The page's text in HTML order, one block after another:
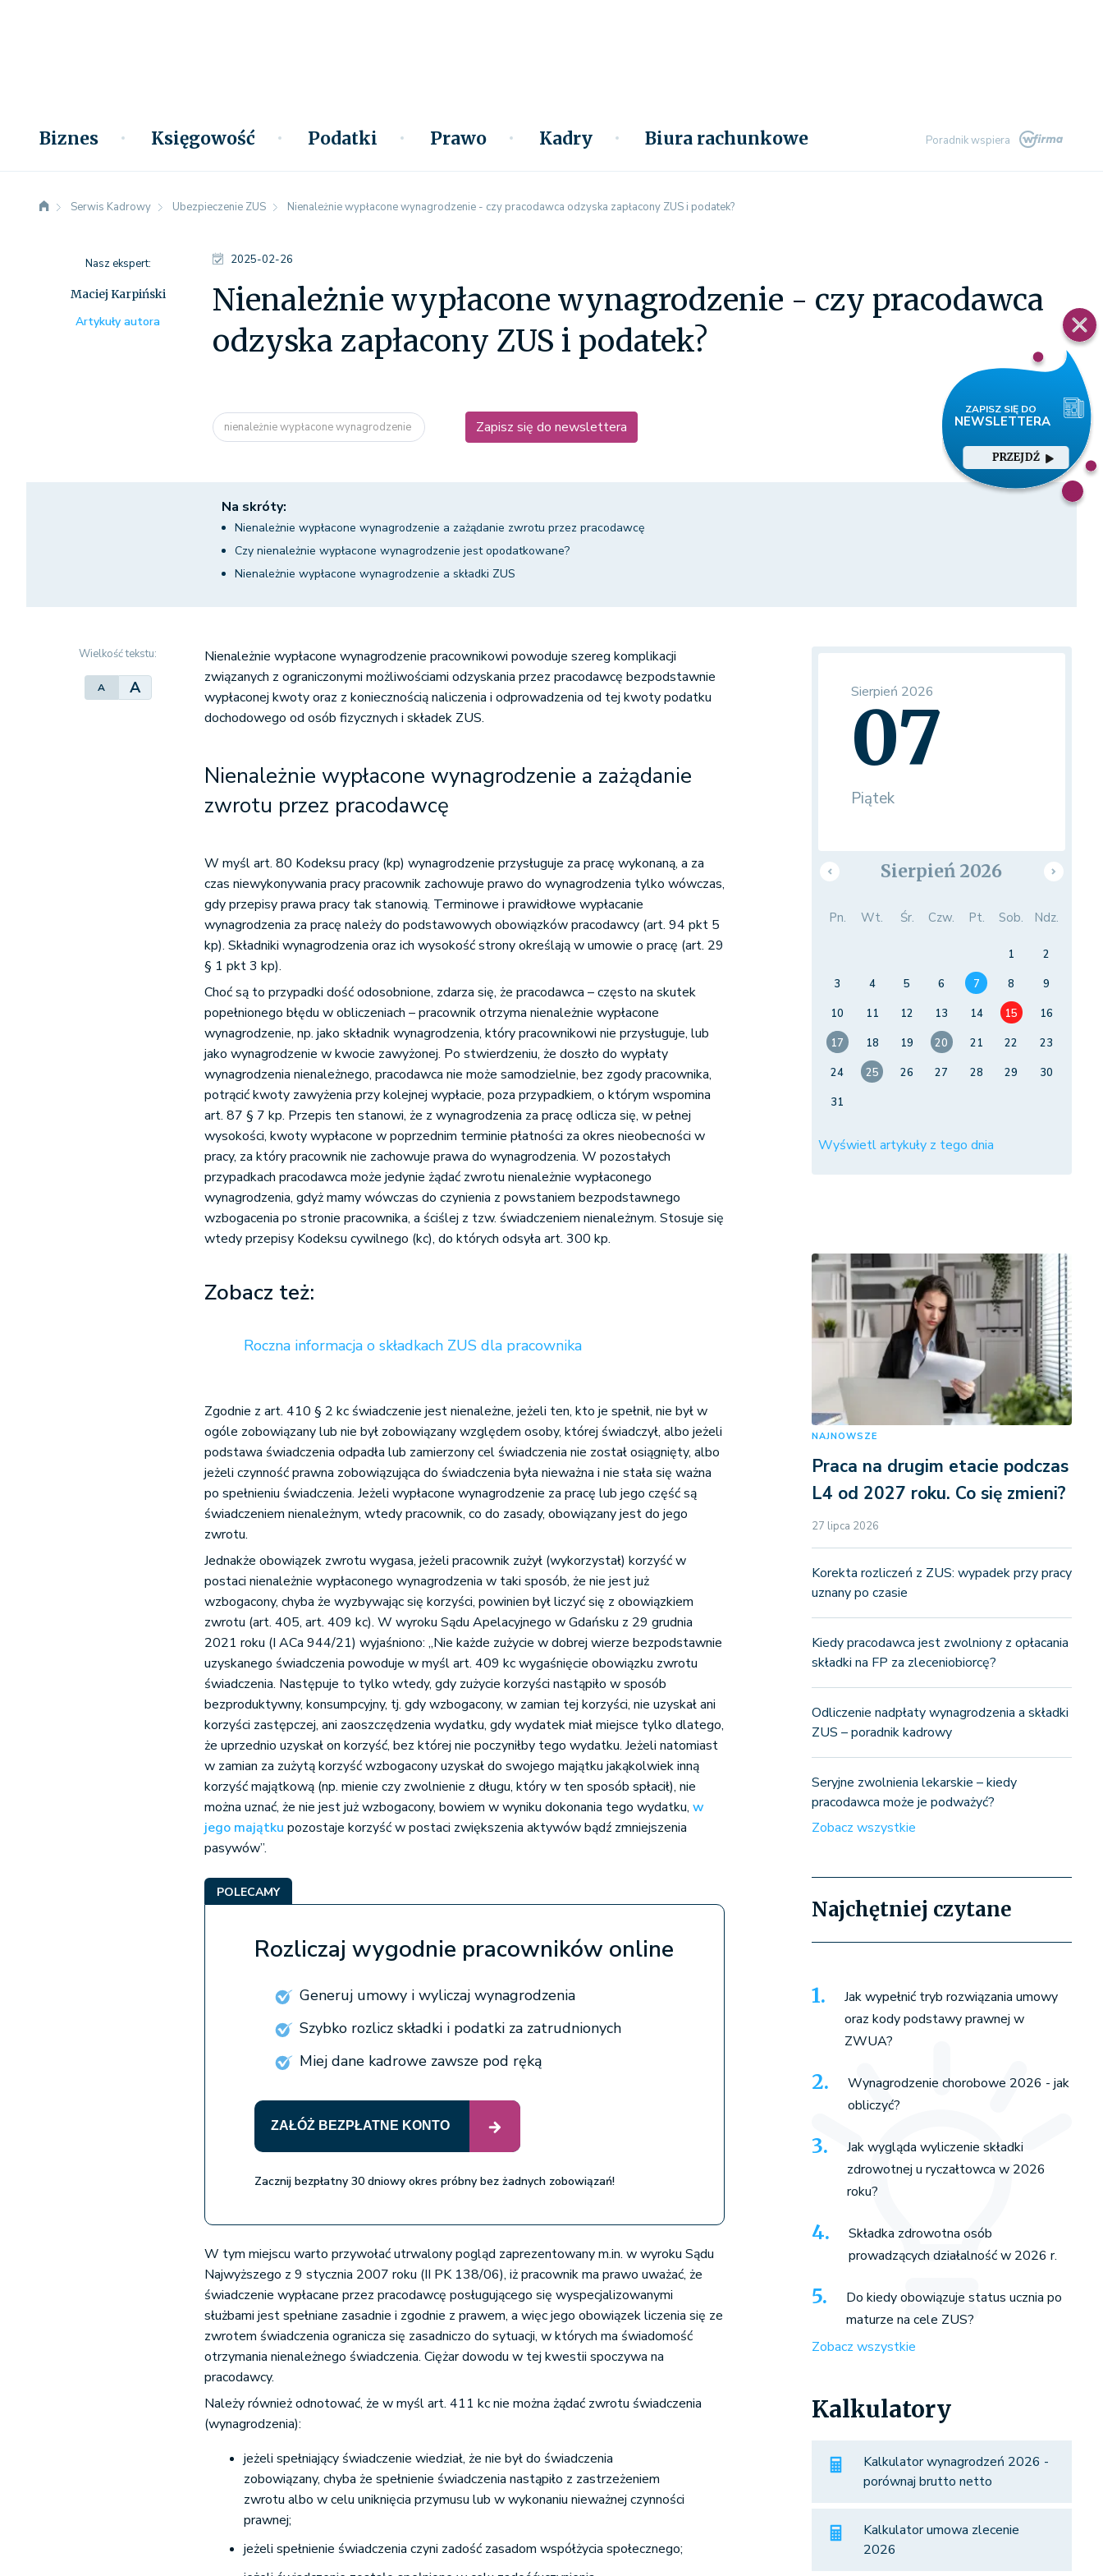
Biznes Księgowość Podatki Prawo Kadry Biura rachunkowe Poradnik wspiera
PRZEJDŹ
Serwis Kadrowy Ubezpieczenie ZUS Nienależnie wypłacone wynagrodzenie - czy pracodawca odzyska zapłacony ZUS i podatek?
2025-02-26
Nienależnie wypłacone wynagrodzenie - czy pracodawca
odzyska zapłacony ZUS i podatek?
nienależnie wypłacone wynagrodzenie Zapisz się do newslettera
Nasz ekspert:
Maciej Karpiński
Artykuły autora
Na skróty:
Nienależnie wypłacone wynagrodzenie a zażądanie zwrotu przez pracodawcę
Czy nienależnie wypłacone wynagrodzenie jest opodatkowane?
Nienależnie wypłacone wynagrodzenie a składki ZUS
Wielkość tekstu:
A A
Nienależnie wypłacone wynagrodzenie pracownikowi powoduje szereg komplikacji
związanych z ograniczonymi możliwościami odzyskania przez pracodawcę bezpodstawnie
wypłaconej kwoty oraz z koniecznością naliczenia i odprowadzenia od tej kwoty podatku
dochodowego od osób fizycznych i składek ZUS.
Nienależnie wypłacone wynagrodzenie a zażądanie
zwrotu przez pracodawcę
W myśl art. 80 Kodeksu pracy (kp) wynagrodzenie przysługuje za pracę wykonaną, a za
czas niewykonywania pracy pracownik zachowuje prawo do wynagrodzenia tylko wówczas,
gdy przepisy prawa pracy tak stanowią. Terminowe i prawidłowe wypłacanie
wynagrodzenia za pracę należy do podstawowych obowiązków pracodawcy (art. 94 pkt 5
kp). Składniki wynagrodzenia oraz ich wysokość strony określają w umowie o pracę (art. 29
§ 1 pkt 3 kp).
Choć są to przypadki dość odosobnione, zdarza się, że pracodawca – często na skutek
popełnionego błędu w obliczeniach – pracownik otrzyma nienależnie wypłacone
wynagrodzenie, np. jako składnik wynagrodzenia, który pracownikowi nie przysługuje, lub
jako wynagrodzenie w kwocie zawyżonej. Po stwierdzeniu, że doszło do wypłaty
wynagrodzenia nienależnego, pracodawca nie może samodzielnie, bez zgody pracownika,
potrącić kwoty zawyżenia przy kolejnej wypłacie, poza przypadkiem, o którym wspomina
art. 87 § 7 kp. Przepis ten stanowi, że z wynagrodzenia za pracę odlicza się, w pełnej
wysokości, kwoty wypłacone w poprzednim terminie płatności za okres nieobecności w
pracy, za który pracownik nie zachowuje prawa do wynagrodzenia. W pozostałych
przypadkach pracodawca może jedynie żądać zwrotu nienależnie wypłaconego
wynagrodzenia, gdyż mamy wówczas do czynienia z powstaniem bezpodstawnego
wzbogacenia po stronie pracownika, a ściślej z tzw. świadczeniem nienależnym. Stosuje się
wtedy przepisy Kodeksu cywilnego (kc), do których odsyła art. 300 kp.
Zobacz też:
Roczna informacja o składkach ZUS dla pracownika
Zgodnie z art. 410 § 2 kc świadczenie jest nienależne, jeżeli ten, kto je spełnił, nie był w
ogóle zobowiązany lub nie był zobowiązany względem osoby, której świadczył, albo jeżeli
podstawa świadczenia odpadła lub zamierzony cel świadczenia nie został osiągnięty, albo
jeżeli czynność prawna zobowiązująca do świadczenia była nieważna i nie stała się ważna
po spełnieniu świadczenia. Jeżeli wypłacone wynagrodzenie za pracę lub jego część są
świadczeniem nienależnym, wtedy pracownik, co do zasady, obowiązany jest do jego
zwrotu.
Jednakże obowiązek zwrotu wygasa, jeżeli pracownik zużył (wykorzystał) korzyść w
postaci nienależnie wypłaconego wynagrodzenia w taki sposób, że nie jest już
wzbogacony, chyba że wyzbywając się korzyści, powinien był liczyć się z obowiązkiem
zwrotu (art. 405, art. 409 kc). W wyroku Sądu Apelacyjnego w Gdańsku z 29 grudnia
2021 roku (I ACa 944/21) wyjaśniono: „Nie każde zużycie w dobrej wierze bezpodstawnie
uzyskanego świadczenia powoduje w myśl art. 409 kc wygaśnięcie obowiązku zwrotu
świadczenia. Następuje to tylko wtedy, gdy zużycie korzyści nastąpiło w sposób
bezproduktywny, konsumpcyjny, tj. gdy wzbogacony, w zamian tej korzyści, nie uzyskał ani
korzyści zastępczej, ani zaoszczędzenia wydatku, gdy wydatek miał miejsce tylko dlatego,
że uprzednio uzyskał on korzyść, bez której nie poczyniłby tego wydatku. Jeżeli natomiast
w zamian za zużytą korzyść wzbogacony uzyskał do swojego majątku jakąkolwiek inną
korzyść majątkową (np. mienie czy zwolnienie z długu, który w ten sposób spłacił), nie
można uznać, że nie jest już wzbogacony, bowiem w wyniku dokonania tego wydatku,w
jego majątku pozostaje korzyść w postaci zwiększenia aktywów bądź zmniejszenia
pasywów”.
POLECAMY
Rozliczaj wygodnie pracowników online
Generuj umowy i wyliczaj wynagrodzenia
Szybko rozlicz składki i podatki za zatrudnionych
Miej dane kadrowe zawsze pod ręką
ZAŁÓŻ BEZPŁATNE KONTO
Zacznij bezpłatny 30 dniowy okres próbny bez żadnych zobowiązań!
W tym miejscu warto przywołać utrwalony pogląd zaprezentowany m.in. w wyroku Sądu
Najwyższego z 9 stycznia 2007 roku (II PK 138/06), iż pracownik ma prawo uważać, że
świadczenie wypłacane przez pracodawcę posługującego się wyspecjalizowanymi
służbami jest spełniane zasadnie i zgodnie z prawem, a więc jego obowiązek liczenia się ze
zwrotem świadczenia ogranicza się zasadniczo do sytuacji, w których ma świadomość
otrzymania nienależnego świadczenia. Ciężar dowodu w tej kwestii spoczywa na
pracodawcy.
Należy również odnotować, że w myśl art. 411 kc nie można żądać zwrotu świadczenia
(wynagrodzenia):
jeżeli spełniający świadczenie wiedział, że nie był do świadczenia
zobowiązany, chyba że spełnienie świadczenia nastąpiło z zastrzeżeniem
zwrotu albo w celu uniknięcia przymusu lub w wykonaniu nieważnej czynności
prawnej;
jeżeli spełnienie świadczenia czyni zadość zasadom współżycia społecznego;
Sierpień 2026
07
Piątek
Sierpień 2026
Pn. Wt. Śr. Czw. Pt. Sob. Ndz.
1
2
3
4 5 6 7 8
9
10
11 12 13 14 15
16
17
18 19 20 21 22
23
24
25 26 27 28 29
30
31
Wyświetl artykuły z tego dnia
NAJNOWSZE
Praca na drugim etacie podczas
L4 od 2027 roku. Co się zmieni?
27 lipca 2026
Korekta rozliczeń z ZUS: wypadek przy pracy
uznany po czasie
Kiedy pracodawca jest zwolniony z opłacania
składki na FP za zleceniobiorcę?
Odliczenie nadpłaty wynagrodzenia a składki
ZUS – poradnik kadrowy
Seryjne zwolnienia lekarskie – kiedy
pracodawca może je podważyć?
Zobacz wszystkie
Najchętniej czytane
Jak wypełnić tryb rozwiązania umowy
oraz kody podstawy prawnej w
ZWUA?
Wynagrodzenie chorobowe 2026 - jak
obliczyć?
Jak wygląda wyliczenie składki
zdrowotnej u ryczałtowca w 2026
roku?
Składka zdrowotna osób
prowadzących działalność w 2026 r.
Do kiedy obowiązuje status ucznia po
maturze na cele ZUS?
Zobacz wszystkie
Kalkulatory
Kalkulator wynagrodzeń 2026 -
porównaj brutto netto
Kalkulator umowa zlecenie
2026